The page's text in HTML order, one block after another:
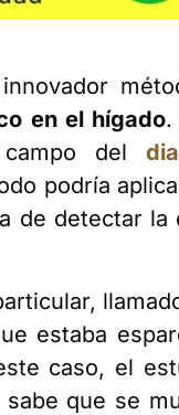
en el hígado.
del
podría
de detectar la
estaba
caso, el
que se